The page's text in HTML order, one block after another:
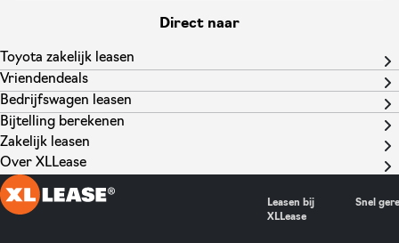
Direct naar
Toyota zakelijk leasen
Vriendendeals
Bedrijfswagen leasen
Bijtelling berekenen
Zakelijk leasen
Over XLLease
Leasen bij
XLLease
Snel